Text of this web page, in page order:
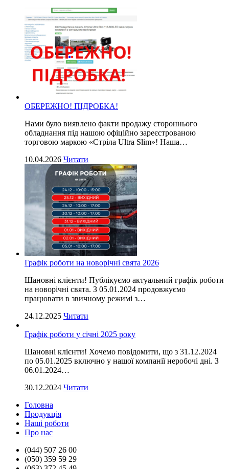
ОБЕРЕЖНО! ПІДРОБКА!
Нами було виявлено факти продажу стороннього
обладнання під нашою офіційно зареєстрованою
торговою маркою «Стріла Ultra Slim»! Наша…
10.04.2026 Читати
Графік роботи на новорічні свята 2026
Шановні клієнти! Публікуємо актуальний графік роботи
на новорічні свята. З 05.01.2024 продовжуємо
працювати в звичному режимі з…
24.12.2025 Читати
Графік роботи у січні 2025 року
Шановні клієнти! Хочемо повідомити, що з 31.12.2024
по 05.01.2025 включно у нашої компанії неробочі дні. З
06.01.2024…
30.12.2024 Читати
Головна
Продукцiя
Нашi роботи
Про нас
(044) 507 26 00
(050) 359 59 29